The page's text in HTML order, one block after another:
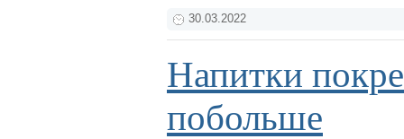
30.03.2022
Напитки
побольше